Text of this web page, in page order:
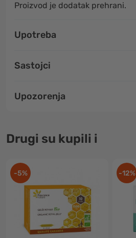
Proizvod je dodatak prehrani.
Upotreba
Sastojci
Upozorenja
Drugi su kupili i
-5% -12%